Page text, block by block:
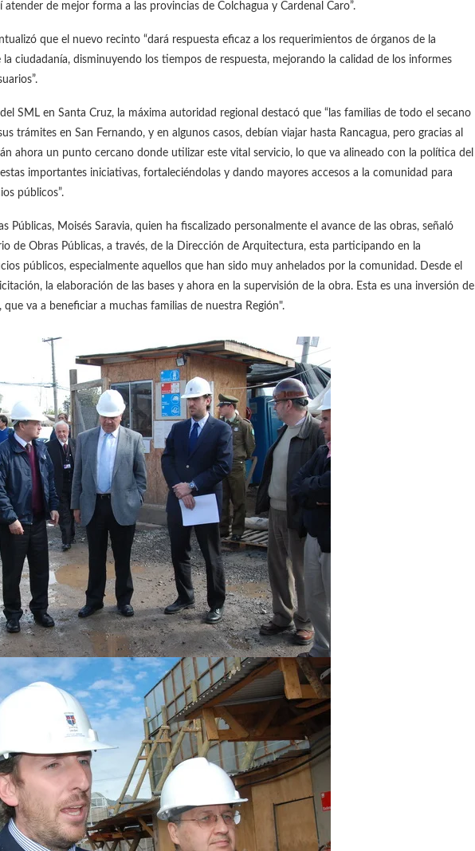
atender de mejor forma a las provincias de Colchagua y Cardenal Caro”.
que el nuevo recinto “dará respuesta eficaz a los requerimientos de órganos de la
ciudadanía, disminuyendo los tiempos de respuesta, mejorando la calidad de los informes
SML en Santa Cruz, la máxima autoridad regional destacó que “las familias de todo el secano
trámites en San Fernando, y en algunos casos, debían viajar hasta Rancagua, pero gracias al
ahora un punto cercano donde utilizar este vital servicio, lo que va alineado con la política del
importantes iniciativas, fortaleciéndolas y dando mayores accesos a la comunidad para
públicos”.
Públicas, Moisés Saravia, quien ha fiscalizado personalmente el avance de las obras, señaló
de Obras Públicas, a través, de la Dirección de Arquitectura, esta participando en la
públicos, especialmente aquellos que han sido muy anhelados por la comunidad. Desde el
la elaboración de las bases y ahora en la supervisión de la obra. Esta es una inversión de
que va a beneficiar a muchas familias de nuestra Región".